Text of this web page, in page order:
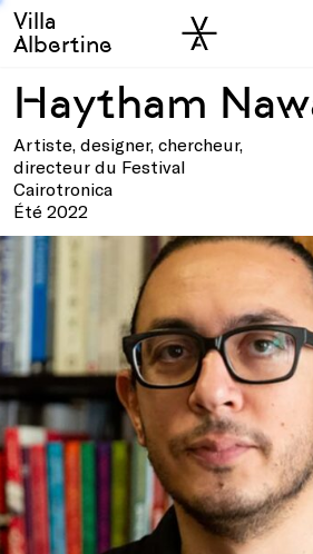
Skip to main
Skip to sidebar
Villa
Albertine
Haytham
Artiste, designer, chercheur,
directeur du Festival
Cairotronica
Été 2022